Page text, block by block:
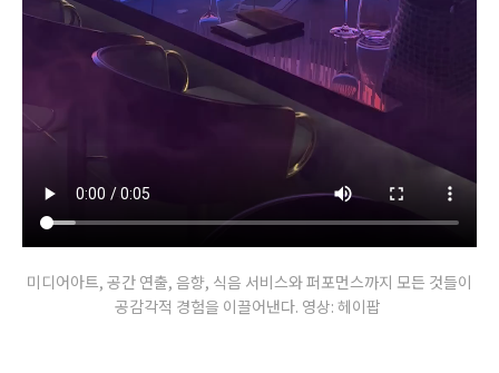
미디어아트, 공간 연출, 음향, 식음 서비스와 퍼포먼스까지 모든 것들이
공감각적 경험을 이끌어낸다. 영상: 헤이팝